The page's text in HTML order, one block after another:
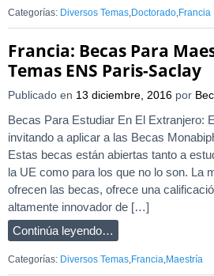
Categorías: Diversos Temas,Doctorado,Francia
Francia: Becas Para
Temas ENS Paris-Saclay
Publicado en 13 diciembre, 2016 por
Becas Para Estudiar En El Extranjero:
invitando a aplicar a las Becas
Estas becas están abiertas tanto a
la UE como para los que no lo son. La
ofrecen las becas, ofrece una
altamente innovador de […]
Continúa leyendo…
Categorías: Diversos Temas,Francia,Maestría